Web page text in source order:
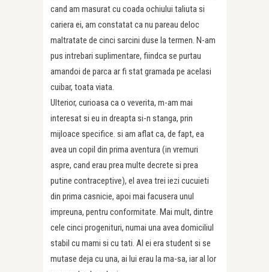
cand am masurat cu coada ochiului taliuta si
cariera ei, am constatat ca nu pareau deloc
maltratate de cinci sarcini duse la termen. N-am
pus intrebari suplimentare, fiindca se purtau
amandoi de parca ar fi stat gramada pe acelasi
cuibar, toata viata.
Ulterior, curioasa ca o veverita, m-am mai
interesat si eu in dreapta si-n stanga, prin
mijloace specifice. si am aflat ca, de fapt, ea
avea un copil din prima aventura (in vremuri
aspre, cand erau prea multe decrete si prea
putine contraceptive), el avea trei iezi cucuieti
din prima casnicie, apoi mai facusera unul
impreuna, pentru conformitate. Mai mult, dintre
cele cinci progenituri, numai una avea domiciliul
stabil cu mami si cu tati. Al ei era student si se
mutase deja cu una, ai lui erau la ma-sa, iar al lor